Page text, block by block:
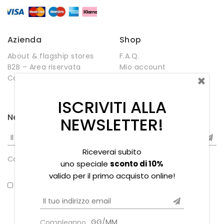
Azienda
About & flagship stores
B2B – Area riservata
Contatti
Shop
F.A.Q.
Mio account
Newsletter
Compleanno
ISCRIVITI ALLA
NEWSLETTER!
Riceverai subito
uno speciale sconto di 10%
valido per il primo acquisto online!
×